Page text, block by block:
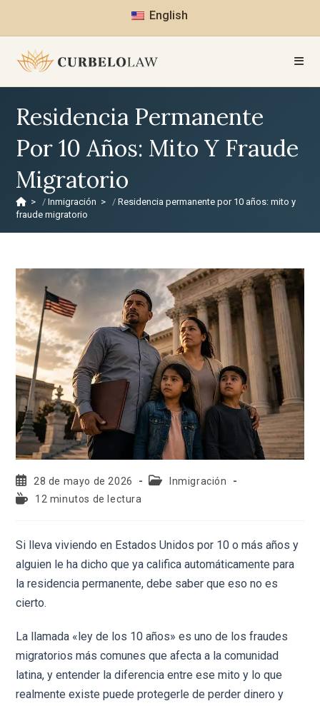
English
Residencia Permanente
Por 10 Años: Mito Y Fraude
Migratorio
> Inmigración >
Residencia permanente por 10 años: mito y
fraude migratorio
28 de mayo de 2026
Inmigración
12 minutos de lectura
Si lleva viviendo en Estados Unidos por 10 o más años y
alguien le ha dicho que ya califica automáticamente para
la residencia permanente, debe saber que eso no es
cierto.
La llamada «ley de los 10 años» es uno de los fraudes
migratorios más comunes que afecta a la comunidad
latina, y entender la diferencia entre ese mito y lo que
realmente existe puede protegerle de perder dinero y